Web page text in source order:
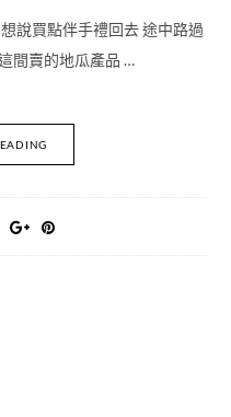
說買點伴手禮回去 途中路過
間賣的地瓜產品 …